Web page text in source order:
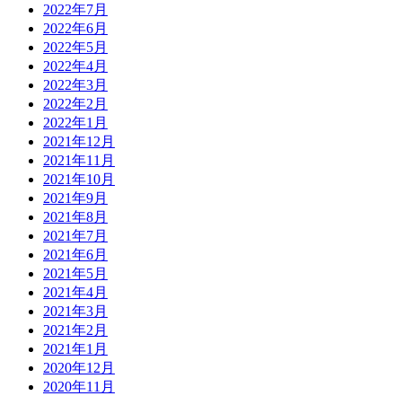
2022年7月
2022年6月
2022年5月
2022年4月
2022年3月
2022年2月
2022年1月
2021年12月
2021年11月
2021年10月
2021年9月
2021年8月
2021年7月
2021年6月
2021年5月
2021年4月
2021年3月
2021年2月
2021年1月
2020年12月
2020年11月